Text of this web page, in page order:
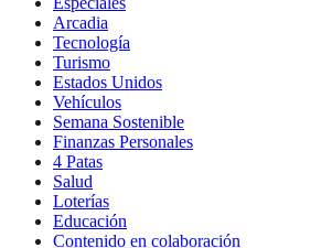
Arcadia
Tecnología
Turismo
Estados Unidos
Vehículos
Semana Sostenible
Finanzas Personales
4 Patas
Salud
Loterías
Educación
Contenido en colaboración